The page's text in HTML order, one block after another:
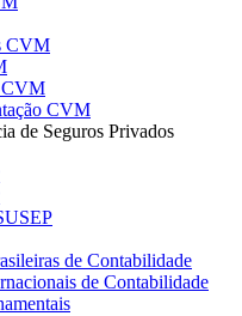
CVM
CVM
CVM
de Seguros Privados
de Contabilidade
de Contabilidade